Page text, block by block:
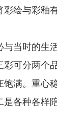
彩绘与彩釉
时的生活
彩可分两个
饱满。重心
是各种各样